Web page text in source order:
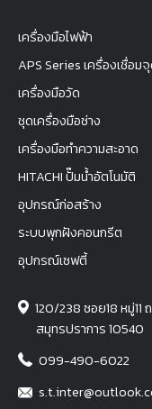
เครื่องมือไฟฟ้า
APS Series เครื่องเชื่อม
เครื่องมือวัด
ชุดเครื่องมือช่าง
เครื่องมือทำความสะอาด
HITACHI ปั๊มน้ำอัตโนมัติ
อุปกรณ์ก่อสร้าง
ระบบพุกฝังคอนกรีต
อุปกรณ์เซฟตี้
120/238 ซอย18 หมู่11
สมุทรปราการ 10540
099-490-6022